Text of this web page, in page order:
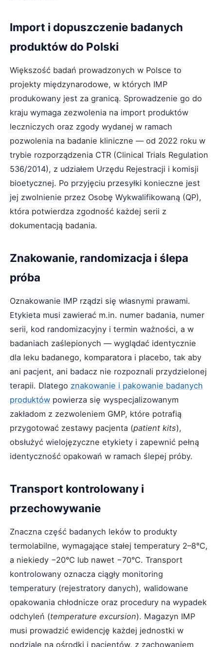
Import i dopuszczenie badanych
produktów do Polski
Większość badań prowadzonych w Polsce to
projekty międzynarodowe, w których IMP
produkowany jest za granicą. Sprowadzenie go do
kraju wymaga zezwolenia na import produktów
leczniczych oraz zgody wydanej w ramach
pozwolenia na badanie kliniczne — od 2022 roku w
trybie rozporządzenia CTR (Clinical Trials Regulation
536/2014), z udziałem Urzędu Rejestracji i komisji
bioetycznej. Po przyjęciu przesyłki konieczne jest
jej zwolnienie przez Osobę Wykwalifikowaną (QP),
która potwierdza zgodność każdej serii z
dokumentacją badania.
Znakowanie, randomizacja i ślepa
próba
Oznakowanie IMP rządzi się własnymi prawami.
Etykieta musi zawierać m.in. numer badania, numer
serii, kod randomizacyjny i termin ważności, a w
badaniach zaślepionych — wyglądać identycznie
dla leku badanego, komparatora i placebo, tak aby
ani pacjent, ani badacz nie rozpoznali przydzielonej
terapii. Dlatego znakowanie i pakowanie badanych
produktów powierza się wyspecjalizowanym
zakładom z zezwoleniem GMP, które potrafią
przygotować zestawy pacjenta (patient kits),
obsłużyć wielojęzyczne etykiety i zapewnić pełną
identyczność opakowań w ramach ślepej próby.
Transport kontrolowany i
przechowywanie
Znaczna część badanych leków to produkty
termolabilne, wymagające stałej temperatury 2–8°C,
a niekiedy −20°C lub nawet −70°C. Transport
kontrolowany oznacza ciągły monitoring
temperatury (rejestratory danych), walidowane
opakowania chłodnicze oraz procedury na wypadek
odchyleń (temperature excursion). Magazyn IMP
musi prowadzić ewidencję każdej jednostki w
podziale na ośrodki i pacjentów, z zachowaniem